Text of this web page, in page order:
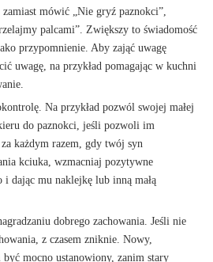
mówić „Nie gryź paznokci”,
palcami”. Zwiększy to świadomość
przypomnienie. Aby zająć uwagę
uwagę, na przykład pomagając w kuchni
Na przykład pozwól swojej małej
do paznokci, jeśli pozwoli im
każdym razem, gdy twój syn
kciuka, wzmacniaj pozytywne
i dając mu naklejkę lub inną małą
dobrego zachowania. Jeśli nie
z czasem zniknie. Nowy,
mocno ustanowiony, zanim stary